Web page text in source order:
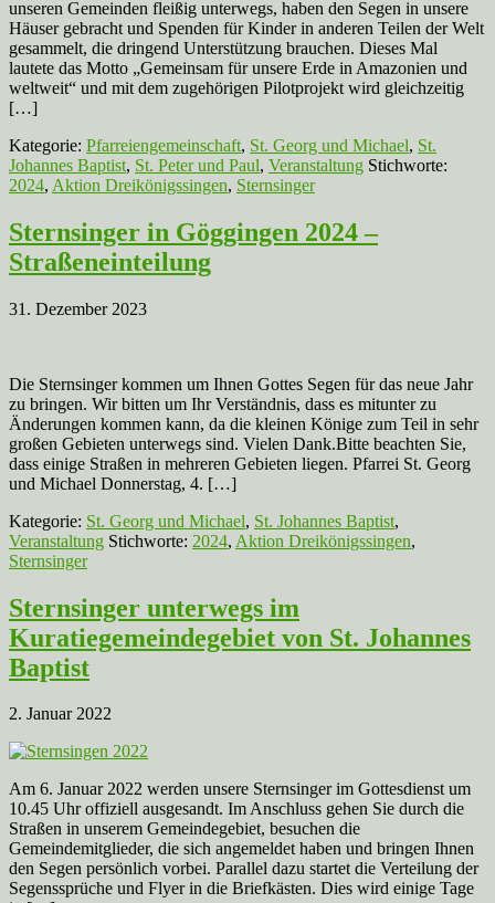
unseren Gemeinden fleißig unterwegs, haben den Segen in unsere
Häuser gebracht und Spenden für Kinder in anderen Teilen der Welt
gesammelt, die dringend Unterstützung brauchen. Dieses Mal
lautete das Motto „Gemeinsam für unsere Erde in Amazonien und
weltweit“ und mit dem zugehörigen Pilotprojekt wird gleichzeitig
[…]
Kategorie: Pfarreiengemeinschaft, St. Georg und Michael, St.
Johannes Baptist, St. Peter und Paul, Veranstaltung Stichworte:
2024, Aktion Dreikönigssingen, Sternsinger
Sternsinger in Göggingen 2024 –
Straßeneinteilung
31. Dezember 2023
Die Sternsinger kommen um Ihnen Gottes Segen für das neue Jahr
zu bringen. Wir bitten um Ihr Verständnis, dass es mitunter zu
Änderungen kommen kann, da die kleinen Könige zum Teil in sehr
großen Gebieten unterwegs sind. Vielen Dank.Bitte beachten Sie,
dass einige Straßen in mehreren Gebieten liegen. Pfarrei St. Georg
und Michael Donnerstag, 4. […]
Kategorie: St. Georg und Michael, St. Johannes Baptist,
Veranstaltung Stichworte: 2024, Aktion Dreikönigssingen,
Sternsinger
Sternsinger unterwegs im
Kuratiegemeindegebiet von St. Johannes
Baptist
2. Januar 2022
Am 6. Januar 2022 werden unsere Sternsinger im Gottesdienst um
10.45 Uhr offiziell ausgesandt. Im Anschluss gehen Sie durch die
Straßen in unserem Gemeindegebiet, besuchen die
Gemeindemitglieder, die sich angemeldet haben und bringen Ihnen
den Segen persönlich vorbei. Parallel dazu startet die Verteilung der
Segenssprüche und Flyer in die Briefkästen. Dies wird einige Tage